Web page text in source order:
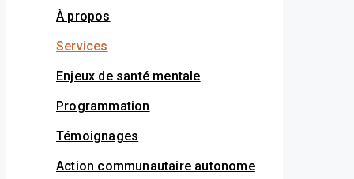
À propos
Services
Enjeux de santé mentale
Programmation
Témoignages
Action communautaire autonome